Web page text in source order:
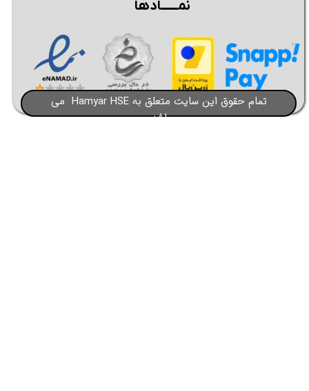
تمام حقوق این سایت متعلق به Hamyar HSE می
باشد​​​​​​​
نمــــــادها